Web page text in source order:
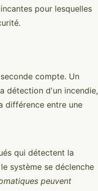
pour lesquelles
compte. Un
détection d'un incendie,
différence entre une
qui détectent la
système se déclenche
peuvent